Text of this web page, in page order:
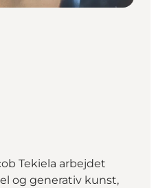
Tekiela arbejdet
og generativ kunst,